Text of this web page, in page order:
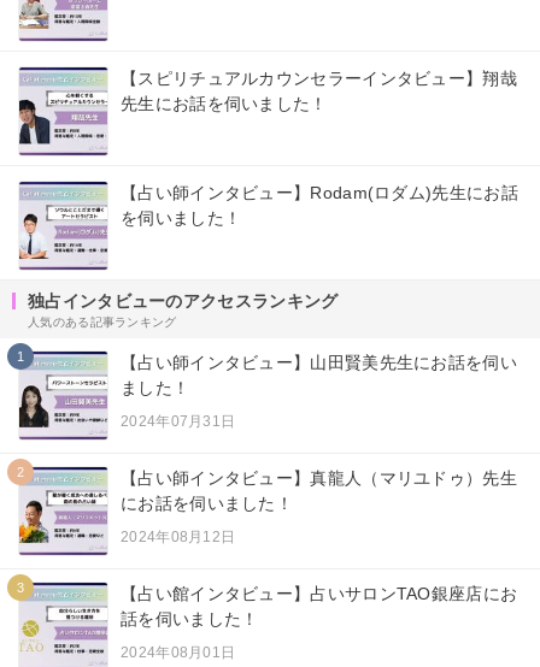
【スピリチュアルカウンセラーインタビュー】翔哉
先生にお話を伺いました！
【占い師インタビュー】Rodam(ロダム)先生にお話
を伺いました！
独占インタビューのアクセスランキング
人気のある記事ランキング
1
【占い師インタビュー】山田賢美先生にお話を伺い
ました！
2024年07月31日
2
【占い師インタビュー】真龍人（マリユドゥ）先生
にお話を伺いました！
2024年08月12日
3
【占い館インタビュー】占いサロンTAO銀座店にお
話を伺いました！
2024年08月01日